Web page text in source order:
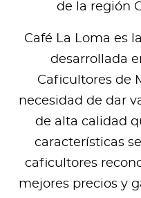
de la región
Café La Loma es
desarrollada
Caficultores de
necesidad de dar
de alta calidad
características
caficultores
mejores precios y